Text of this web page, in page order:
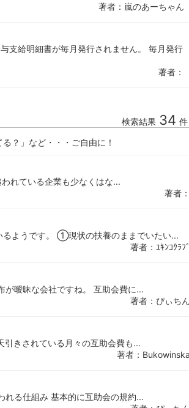
著者：嵐のあーちゃん
支給明細書が毎月発行されません。 毎月発行
著者：
検索結果 34 件
？」など・・・ご自由に！
れている企業も少なくはな...
著者：
るようです。 ①現状の扶養のままでいたい...
著者：ﾕｷﾝｺｸﾗﾌﾞ
が曖昧な会社ですね。 互助会費に...
著者：ぴぃちん
きされている月々の互助会費も...
著者：Bukowinska
れる仕組み 基本的に互助会の規約...